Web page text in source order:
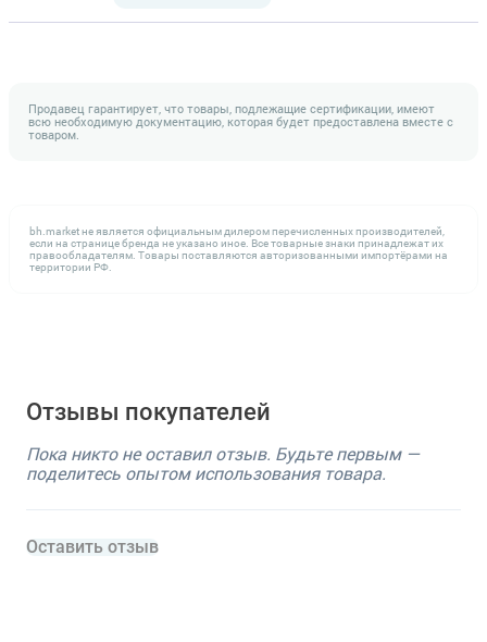
Продавец гарантирует, что товары, подлежащие сертификации, имеют
всю необходимую документацию, которая будет предоставлена вместе с
товаром.
bh.market не является официальным дилером перечисленных производителей,
если на странице бренда не указано иное. Все товарные знаки принадлежат их
правообладателям. Товары поставляются авторизованными импортёрами на
территории РФ.
Отзывы покупателей
Пока никто не оставил отзыв. Будьте первым —
поделитесь опытом использования товара.
Оставить отзыв